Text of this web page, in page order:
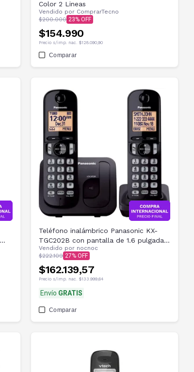
Color 2 Lineas
Vendido por ComprarTecno
$200.000 23
$154.990
Precio s/imp. nac. $128.090,90
Comparar
Teléfono inalámbrico Panasonic KX-
TGC202B con pantalla de 1.6 pulgadas
y 2 auriculares
Vendido por nocnoc
$222.109 27
$162.139,57
Precio s/imp. nac. $133.999,64
Envío GRATIS
Comparar